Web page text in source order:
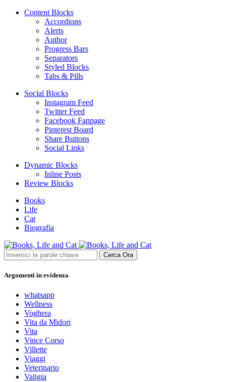
Content Blocks
Accordions
Alerts
Author
Progress Bars
Separators
Styled Blocks
Tabs & Pills
Social Blocks
Instagram Feed
Twitter Feed
Facebook Fanpage
Pinterest Board
Share Buttons
Social Links
Dynamic Blocks
Inline Posts
Review Blocks
Books
Life
Cat
Biografia
Cerca Ora
Argomenti in evidenza
whatsapp
Wellness
Voghera
Vita da Midori
Vita
Vince Corso
Villette
Viaggi
Veterinario
Valigia